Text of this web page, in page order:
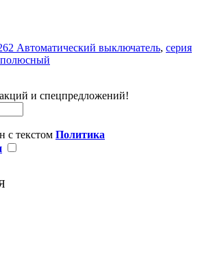
Автоматический выключатель, серия
и спецпредложений!
с текстом Политика